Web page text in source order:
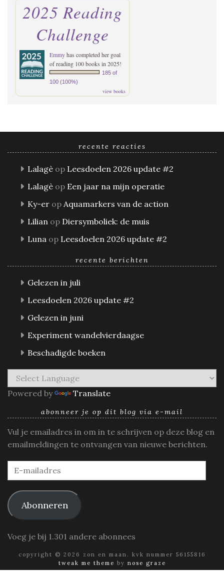
2025 Reading
Challenge
Emmyhas completed her goal
of reading 100 books in 2025!
185 of
100 (100%)
view books
recente reacties
Lalagè op Leesdoelen 2026 update #2
Lalagè op Een jaar na mijn operatie
Ky-er op Aquamarkers van de action
Lilian op Diersymboliek: de muis
Luna op Leesdoelen 2026 update #2
recente berichten
Gelezen in juli
Leesdoelen 2026 update #2
Gelezen in juni
Experiment wandelvierdaagse
Beschadigde boeken
Powered by Translate
abonneer je op dit blog via e-mail
Vul je emailadres in om in te schrijven op deze blog en
emailmeldingen te ontvangen van nieuwe berichten.
E-
mailadres
Abonneren
Voeg je bij 1.301 andere abonnees
copyright © 2026 zon en maan. kvk nummer 56155816
tweak me theme by nose graze